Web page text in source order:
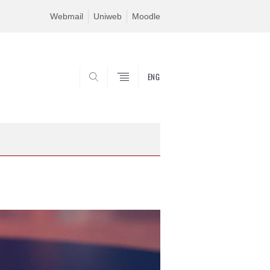
Webmail Uniweb Moodle
ENG